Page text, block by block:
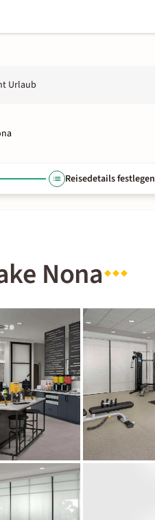
Urlaub
Reisedetails festlegen
Nona